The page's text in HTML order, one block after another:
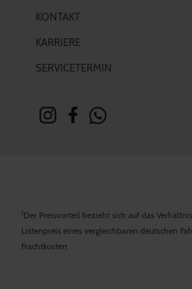
KONTAKT
KARRIERE
SERVICETERMIN
1Der Preisvorteil bezieht sich auf das
Listenpreis eines vergleichbaren deutschen
Frachtkosten